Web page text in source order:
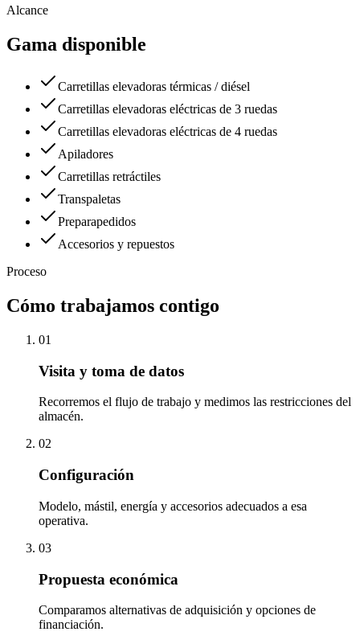
Alcance
Gama disponible
Carretillas elevadoras térmicas / diésel
Carretillas elevadoras eléctricas de 3 ruedas
Carretillas elevadoras eléctricas de 4 ruedas
Apiladores
Carretillas retráctiles
Transpaletas
Preparapedidos
Accesorios y repuestos
Proceso
Cómo trabajamos contigo
01
Visita y toma de datos
Recorremos el flujo de trabajo y medimos las restricciones del
almacén.
02
Configuración
Modelo, mástil, energía y accesorios adecuados a esa
operativa.
03
Propuesta económica
Comparamos alternativas de adquisición y opciones de
financiación.